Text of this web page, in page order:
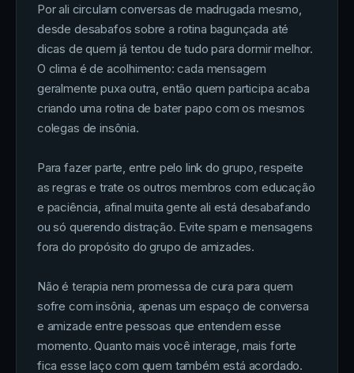
Por ali circulam conversas de madrugada mesmo,
desde desabafos sobre a rotina bagunçada até
dicas de quem já tentou de tudo para dormir melhor.
O clima é de acolhimento: cada mensagem
geralmente puxa outra, então quem participa acaba
criando uma rotina de bater papo com os mesmos
colegas de insônia.
Para fazer parte, entre pelo link do grupo, respeite
as regras e trate os outros membros com educação
e paciência, afinal muita gente ali está desabafando
ou só querendo distração. Evite spam e mensagens
fora do propósito do grupo de amizades.
Não é terapia nem promessa de cura para quem
sofre com insônia, apenas um espaço de conversa
e amizade entre pessoas que entendem esse
momento. Quanto mais você interage, mais forte
fica esse laço com quem também está acordado.